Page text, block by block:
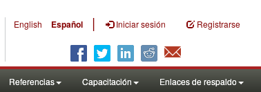
English Español | Iniciar sesión Registrarse
Referencias Capacitación Enlaces de respaldo